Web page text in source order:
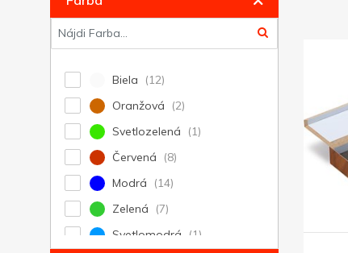
Biela
Oranžová
Svetlozelená
Červená
Modrá
Zelená
Svetlomodrá